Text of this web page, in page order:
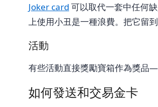
Joker card 可以取代一套中任何
上使用小丑是一種浪費。把它留
活動
有些活動直接獎勵寶箱作為獎品
如何發送和交易金卡